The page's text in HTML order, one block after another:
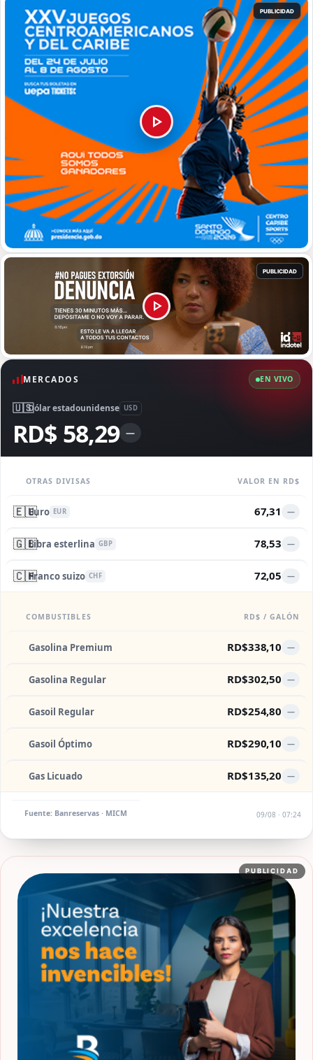
MERCADOS EN VIVO
🇺🇸Dólar estadounidense USD
RD$ 58,29 —
OTRAS DIVISAS VALOR EN RD$
🇪🇺Euro EUR 67,31 —
🇬🇧Libra esterlina GBP 78,53 —
🇨🇭Franco suizo CHF 72,05 —
COMBUSTIBLES RD$ / GALÓN
Gasolina Premium RD$338,10 —
Gasolina Regular RD$302,50 —
Gasoil Regular RD$254,80 —
Gasoil Óptimo RD$290,10 —
Gas Licuado RD$135,20 —
Fuente: Banreservas · MICM 09/08 · 07:24
PUBLICIDAD